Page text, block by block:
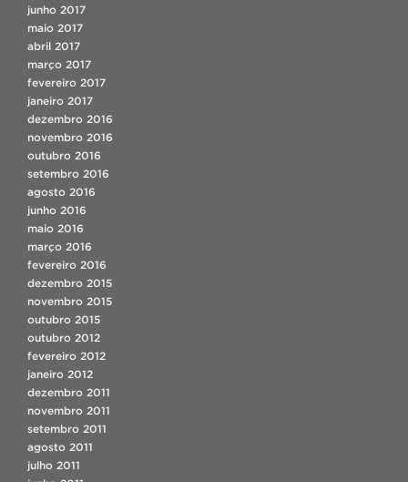
junho 2017
maio 2017
abril 2017
março 2017
fevereiro 2017
janeiro 2017
dezembro 2016
novembro 2016
outubro 2016
setembro 2016
agosto 2016
junho 2016
maio 2016
março 2016
fevereiro 2016
dezembro 2015
novembro 2015
outubro 2015
outubro 2012
fevereiro 2012
janeiro 2012
dezembro 2011
novembro 2011
setembro 2011
agosto 2011
julho 2011